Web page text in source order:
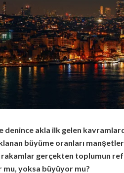
denince akla ilk gelen
büyüme oranları
gerçekten toplumun
mu, yoksa büyüyor mu?